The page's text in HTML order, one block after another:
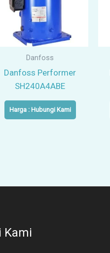
Danfoss
Danfoss Performer
SH240A4ABE
Harga : Hubungi Kami
Kami